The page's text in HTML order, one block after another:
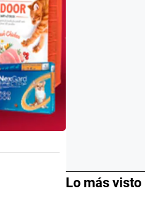
Lo más visto